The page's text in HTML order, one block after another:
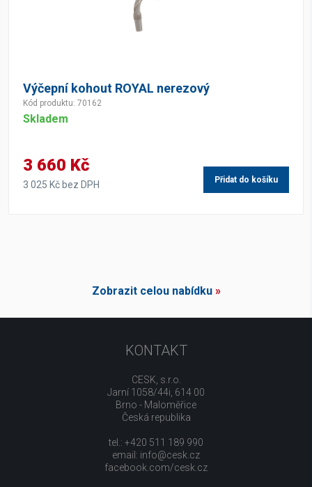
Výčepní kohout ROYAL nerezový
Kód produktu: 70162
Skladem
3 660 Kč
3 025 Kč bez DPH Přidat do košíku
Zobrazit celou nabídku»
KONTAKT
CESK, s.r.o.
Jarní 1058/44i, 614 00
Brno - Maloměřice
Česká republika
tel.: +420 511 189 990
email: info@cesk.cz
facebook.com/cesk.cz